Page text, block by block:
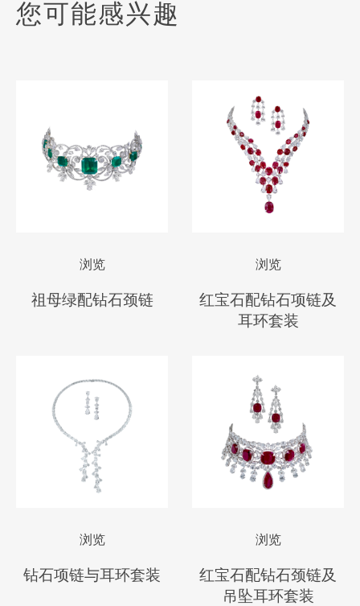
您可能感兴趣
浏览
祖母绿配钻石颈链
浏览
红宝石配钻石项链及
耳环套装
浏览
钻石项链与耳环套装
浏览
红宝石配钻石颈链及
吊坠耳环套装